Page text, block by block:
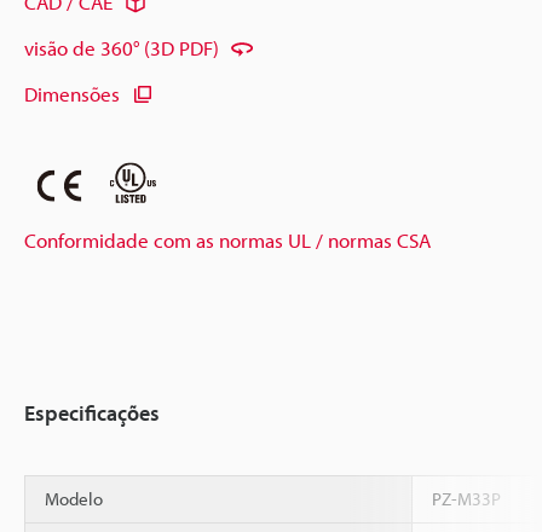
visão de 360° (3D PDF)
Dimensões
Conformidade com as normas UL / normas CSA
Especificações
Modelo PZ-M33P